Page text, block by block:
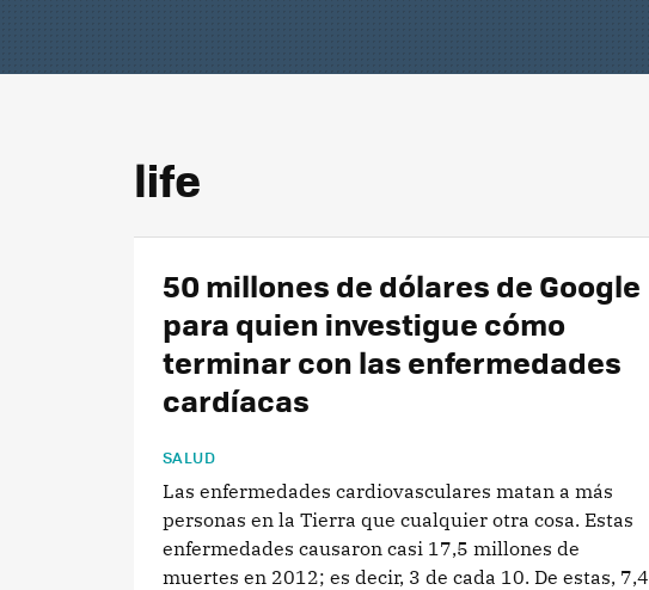
life
50 millones de dólares de Google
para quien investigue cómo
terminar con las enfermedades
cardíacas
SALUD
Las enfermedades cardiovasculares matan a más
personas en la Tierra que cualquier otra cosa. Estas
enfermedades causaron casi 17,5 millones de
muertes en 2012; es decir, 3 de cada 10. De estas, 7,4